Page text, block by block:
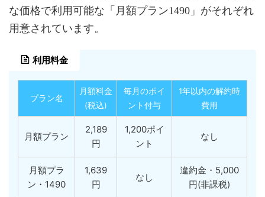
な価格で利用可能な「月額プラン1490」がそれぞれ
用意されています。
利用料金
プラン名
月額料金
(税込)
毎月のポイ
ント付与
1年以内の解約時
費用
月額プラン
2,189
円
1,200ポイ
ント
なし
月額プラ
ン・1490
1,639
円
なし
違約金・5,000
円(非課税)